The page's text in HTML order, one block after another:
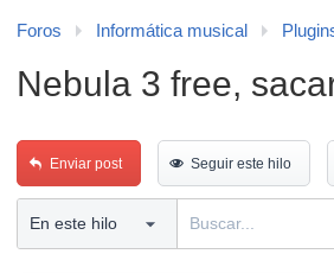
Foros Informática musical
Nebula 3 free,
Enviar post Seguir este hilo